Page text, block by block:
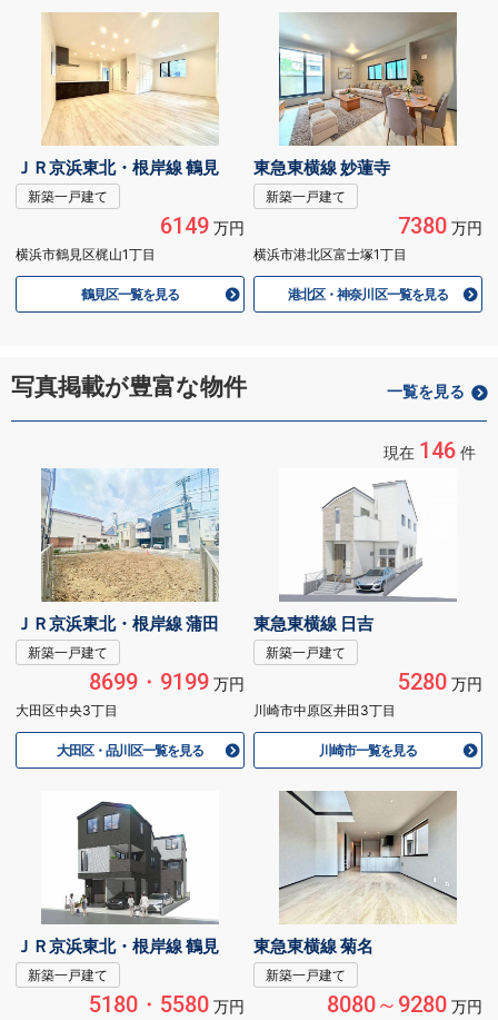
ＪＲ京浜東北・根岸線 鶴見
新築一戸建て
6149万円
横浜市鶴見区梶山1丁目
鶴見区一覧を見る
東急東横線 妙蓮寺
新築一戸建て
7380万円
横浜市港北区富士塚1丁目
港北区・神奈川区一覧を見る
写真掲載が豊富な物件 一覧を見る
現在 146 件
ＪＲ京浜東北・根岸線 蒲田
新築一戸建て
8699・9199万円
大田区中央3丁目
大田区・品川区一覧を見る
東急東横線 日吉
新築一戸建て
5280万円
川崎市中原区井田3丁目
川崎市一覧を見る
ＪＲ京浜東北・根岸線 鶴見
新築一戸建て
5180・5580万円
東急東横線 菊名
新築一戸建て
8080～9280万円